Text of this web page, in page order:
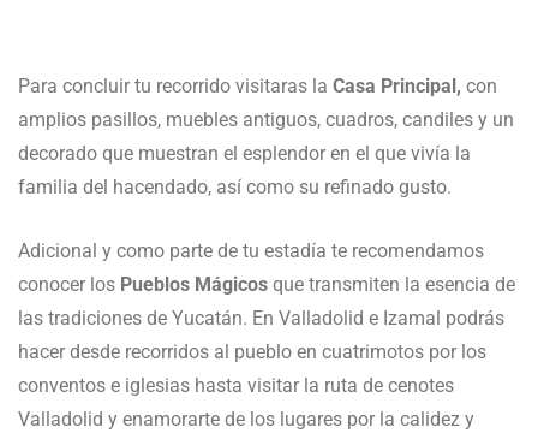
Para concluir tu recorrido visitaras la Casa Principal, con
amplios pasillos, muebles antiguos, cuadros, candiles y un
decorado que muestran el esplendor en el que vivía la
familia del hacendado, así como su refinado gusto.
Adicional y como parte de tu estadía te recomendamos
conocer los Pueblos Mágicos que transmiten la esencia de
las tradiciones de Yucatán. En Valladolid e Izamal podrás
hacer desde recorridos al pueblo en cuatrimotos por los
conventos e iglesias hasta visitar la ruta de cenotes
Valladolid y enamorarte de los lugares por la calidez y